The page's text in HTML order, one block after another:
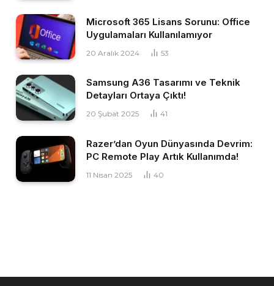
Microsoft 365 Lisans Sorunu: Office
Uygulamaları Kullanılamıyor
20 Aralık 2024 53
Samsung A36 Tasarımı ve Teknik
Detayları Ortaya Çıktı!
20 Şubat 2025 41
Razer’dan Oyun Dünyasında Devrim:
PC Remote Play Artık Kullanımda!
11 Nisan 2025 40